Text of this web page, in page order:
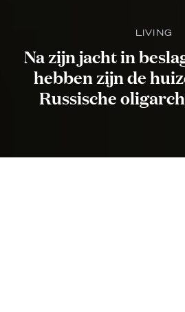
LIVING
Na zijn jacht in
hebben zijn de
Russische